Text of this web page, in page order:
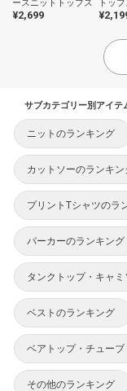
ースニットトップス
¥2,699
トッ
サブカテゴリー別アイテ
ニットのランキング
カットソーのランキン
プリントTシャツのラ
パーカーのランキング
タンクトップ・キャ
ベストのランキング
ベアトップ・チュー
その他のランキング